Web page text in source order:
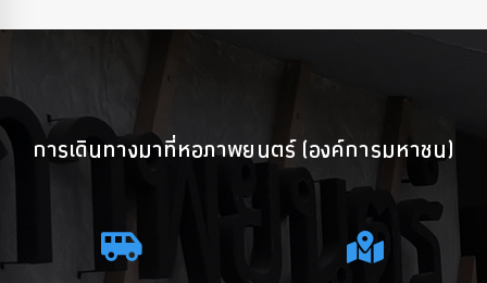
การเดินทางมาที่หอภาพยนตร์ (องค์การมหาชน)